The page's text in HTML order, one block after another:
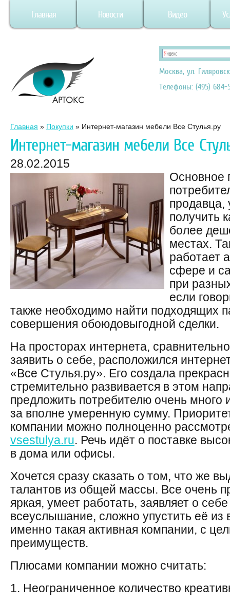
Главная Новости Видео
Москва, ул.
Телефоны: (495) 684-
Главная » Покупки » Интернет-магазин мебели Все Стулья.ру
Интернет-магазин мебели Все
28.02.2015
Основное
продавца,
получить
более
местах.
работает
сфере и
при
если
также необходимо найти подходящих
совершения обоюдовыгодной сделки.
На просторах интернета,
заявить о себе, расположился
«Все Cтулья.ру». Его создала
стремительно развивается в этом
предложить потребителю очень
за вполне умеренную сумму.
компании можно полноценно
vsestulya.ru. Речь идёт о поставке
в дома или офисы.
Хочется сразу сказать о том, что же
талантов из общей массы. Все очень
яркая, умеет работать, заявляет о
всеуслышание, сложно упустить её из
именно такая активная компании, с
преимуществ.
Плюсами компании можно считать:
1. Неограниченное количество